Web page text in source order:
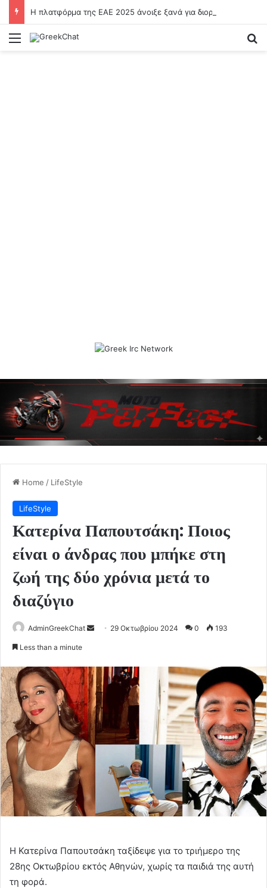
Menu
Home / LifeStyle
LifeStyle
Κατερίνα Παπουτσάκη: Ποιος
είναι ο άνδρας που μπήκε στη
ζωή της δύο χρόνια μετά το
διαζύγιο
AdminGreekChat
Send 29 Οκτωβρίου 2024 0 193
Less than a minute
Η Κατερίνα Παπουτσάκη ταξίδεψε για το τριήμερο της
28ης Οκτωβρίου εκτός Αθηνών, χωρίς τα παιδιά της αυτή
τη φορά.